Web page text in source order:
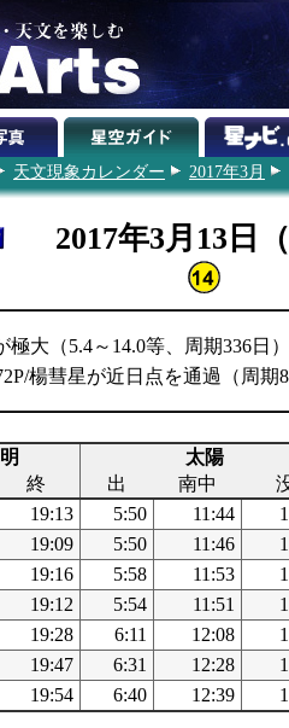
天文現象カレンダー 2017年3月
2017年3月13日
極大（5.4～14.0等、周期336日）
楊彗星が近日点を通過（周期
太陽
終 出 南中
19:13 5:50 11:44
19:09 5:50 11:46
19:16 5:58 11:53
19:12 5:54 11:51
19:28 6:11 12:08
19:47 6:31 12:28
19:54 6:40 12:39